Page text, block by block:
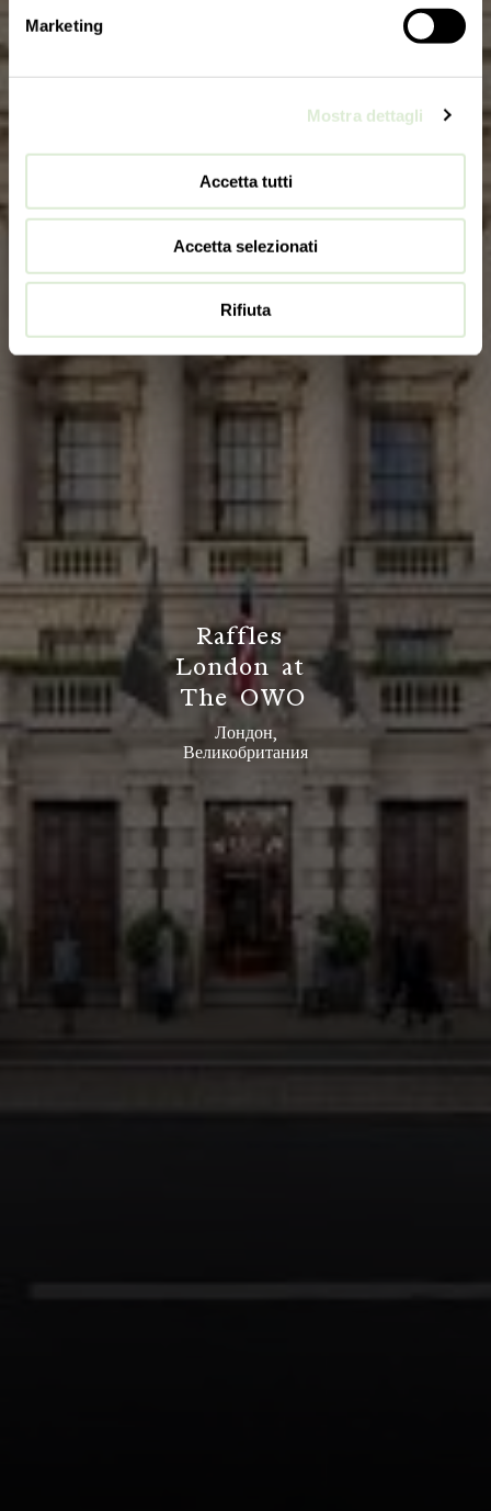
Marketing
Mostra dettagli
Accetta tutti
Accetta selezionati
Rifiuta
Raffles
London at
The OWO
Лондон,
Великобритания